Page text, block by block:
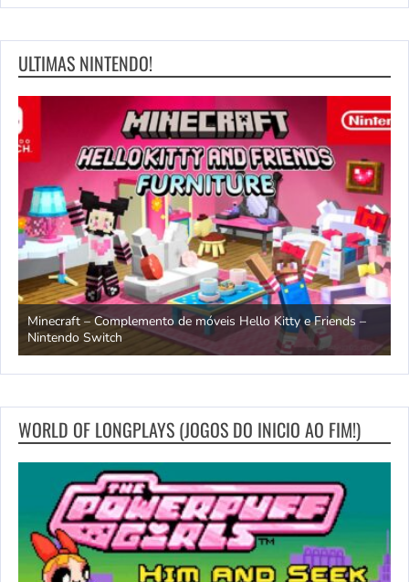
ULTIMAS NINTENDO!
Minecraft – Complemento de móveis Hello Kitty e Friends –
Nintendo Switch
WORLD OF LONGPLAYS (JOGOS DO INICIO AO FIM!)